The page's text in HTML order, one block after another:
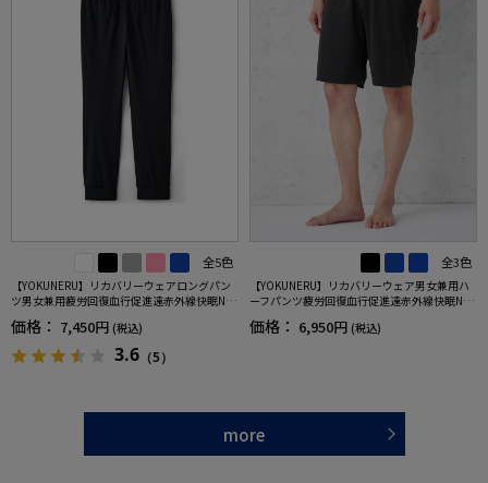
全5色
【YOKUNERU】リカバリーウェアロングパン
ツ男女兼用疲労回復血行促進遠赤外線快眠NA
NOMIX(R)【一般医療機器】SS～LLサイズ
価格： 7,450円 (税込)
3.6 （5）
全3色
【YOKUNERU】リカバリーウェア男女兼用ハ
ーフパンツ疲労回復血行促進遠赤外線快眠NA
NOMIX(R)【一般医療機器】SS～LLサイズ
価格： 6,950円 (税込)
more